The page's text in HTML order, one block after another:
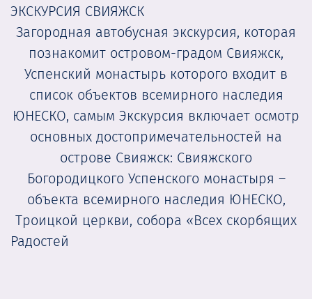
ЭКСКУРСИЯ СВИЯЖСК
Загородная автобусная экскурсия, которая
познакомит островом-градом Свияжск,
Успенский монастырь которого входит в
список объектов всемирного наследия
ЮНЕСКО, самым Экскурсия включает осмотр
основных достопримечательностей на
острове Свияжск: Свияжского
Богородицкого Успенского монастыря –
объекта всемирного наследия ЮНЕСКО,
Троицкой церкви, собора «Всех скорбящих
Радостей